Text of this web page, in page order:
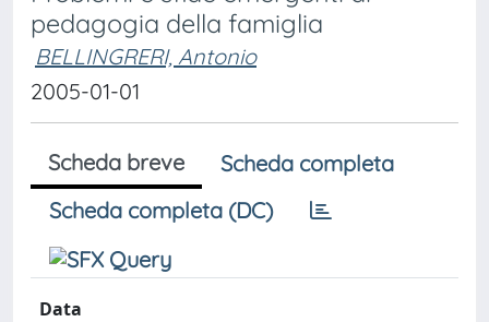
pedagogia della famiglia
BELLINGRERI, Antonio
2005-01-01
Scheda breve
Scheda completa
Scheda completa (DC)
Data